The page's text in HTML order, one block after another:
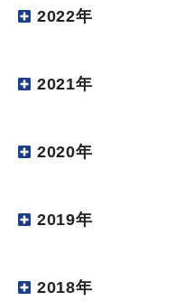
2022年
2021年
2020年
2019年
2018年